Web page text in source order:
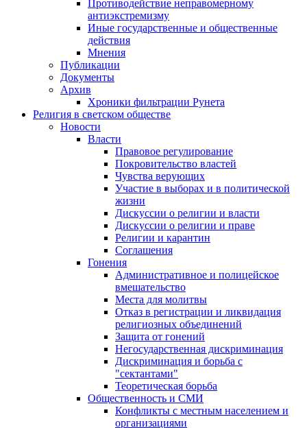
Противодействие неправомерному
антиэкстремизму
Иные государственные и общественные
действия
Мнения
Публикации
Документы
Архив
Хроники фильтрации Рунета
Религия в светском обществе
Новости
Власти
Правовое регулирование
Покровительство властей
Чувства верующих
Участие в выборах и в политической
жизни
Дискуссии о религии и власти
Дискуссии о религии и праве
Религии и карантин
Соглашения
Гонения
Административное и полицейское
вмешательство
Места для молитвы
Отказ в регистрации и ликвидация
религиозных объединений
Защита от гонений
Негосударственная дискриминация
Дискриминация и борьба с
"сектантами"
Теоретическая борьба
Общественность и СМИ
Конфликты с местным населением и
организациями